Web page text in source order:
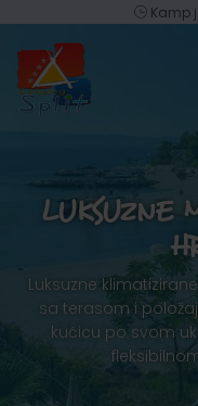
Kamp
LUKSUZNE
Luksuzne
sa terasom i
kućicu po svom